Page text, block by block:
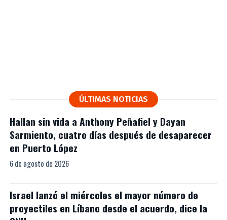
ÚLTIMAS NOTICIAS
Hallan sin vida a Anthony Peñafiel y Dayan
Sarmiento, cuatro días después de desaparecer
en Puerto López
6 de agosto de 2026
Israel lanzó el miércoles el mayor número de
proyectiles en Líbano desde el acuerdo, dice la